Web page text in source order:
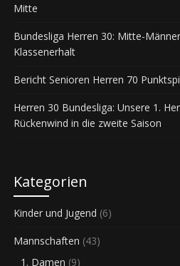
Mitte
Bundesliga Herren 30: Mitte-
Klassenerhalt
Bericht Senioren Herren 70
Herren 30 Bundesliga: Unsere 1.
Rückenwind in die zweite Saison
Kategorien
Kinder und Jugend (6)
Mannschaften (43)
1. Damen (9)